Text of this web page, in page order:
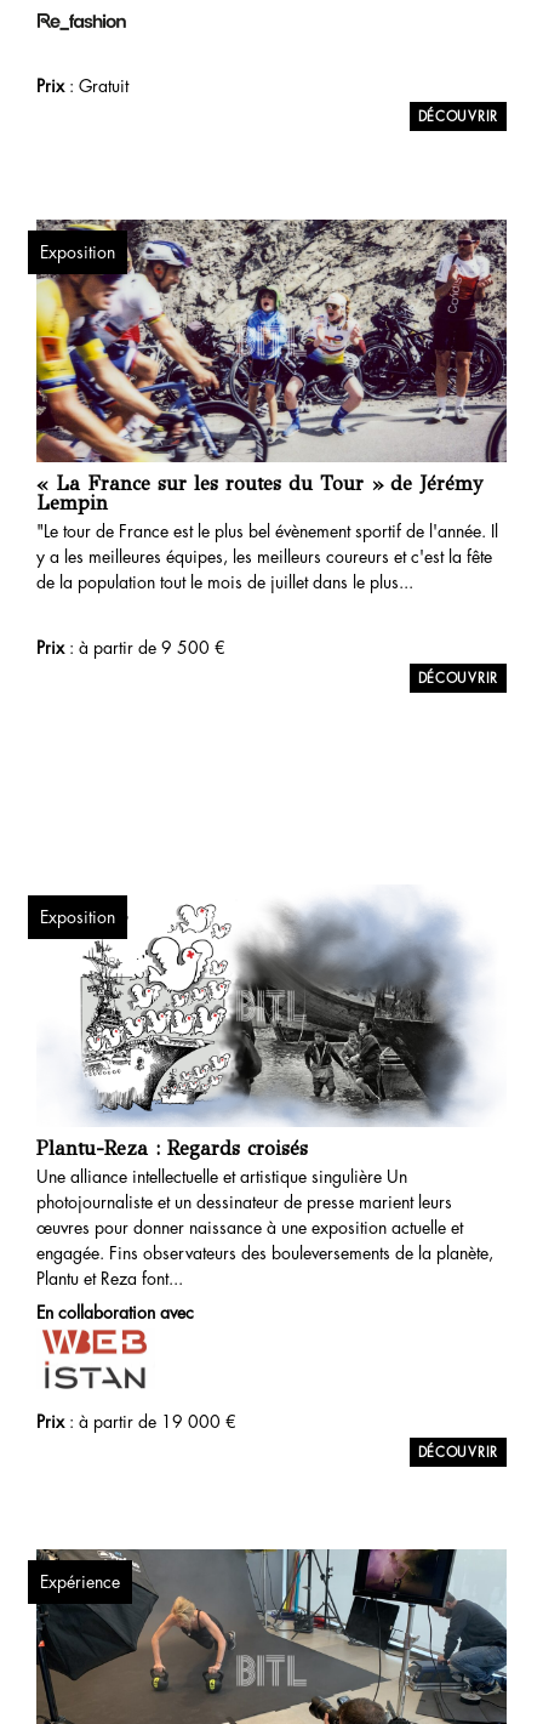
Prix: Gratuit
« La France sur les routes du Tour » de Jérémy
Lempin
"Le tour de France est le plus bel évènement sportif de l'année. Il
y a les meilleures équipes, les meilleurs coureurs et c'est la fête
de la population tout le mois de juillet dans le plus...
Prix: à partir de 9 500 €
Exposition
Plantu-Reza : Regards croisés
Une alliance intellectuelle et artistique singulière Un
photojournaliste et un dessinateur de presse marient leurs
œuvres pour donner naissance à une exposition actuelle et
engagée. Fins observateurs des bouleversements de la planète,
Plantu et Reza font...
En collaboration avec
Prix: à partir de 19 000 €
Exposition
Expérience